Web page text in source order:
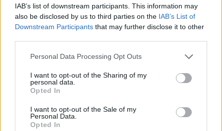
IAB’s list of downstream participants. This information may
also be disclosed by us to third parties on the IAB’s List of
Downstream Participants that may further disclose it to other
Please note that this website/app uses one or more Google
not limited to your visit or usage behaviour. You may click to
grant or deny consent to Google and its third-party tags to
use your data for below specified purposes in below Google
consent section.
Personal Data Processing Opt Outs
I want to opt-out of the Sharing of my
personal data.
Opted In
I want to opt-out of the Sale of my
Personal Data.
Opted In
♬ Glimpse (Slowed +
Reverb) – Gabriel Albuquerqüe